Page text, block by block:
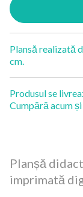
Plansă realizată
cm.
Produsul se
Cumpără acum
Planșă
imprimată